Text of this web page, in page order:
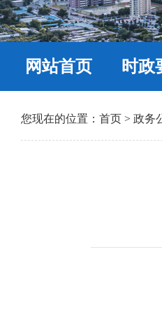
网站首页 时政
您现在的位置： 首页 > 政务
9